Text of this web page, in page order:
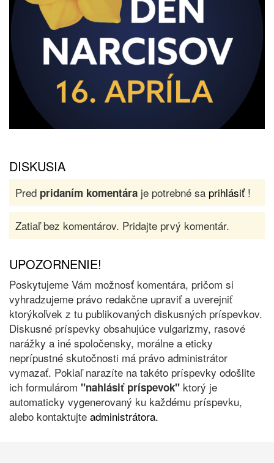
DISKUSIA
Pred pridaním komentára je potrebné sa prihlásiť!
Zatiaľ bez komentárov. Pridajte prvý komentár.
UPOZORNENIE!
Poskytujeme Vám možnosť komentára, pričom si
vyhradzujeme právo redakčne upraviť a uverejniť
ktorýkoľvek z tu publikovaných diskusných príspevkov.
Diskusné príspevky obsahujúce vulgarizmy, rasové
narážky a iné spoločensky, morálne a eticky
neprípustné skutočnosti má právo administrátor
vymazať. Pokiaľ narazíte na takéto príspevky odošlite
ich formulárom "nahlásiť príspevok" ktorý je
automaticky vygenerovaný ku každému príspevku,
alebo kontaktujte administrátora.